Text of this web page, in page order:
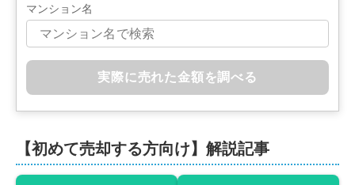
マンション名
実際に売れた金額を調べる
【初めて売却する方向け】解説記事